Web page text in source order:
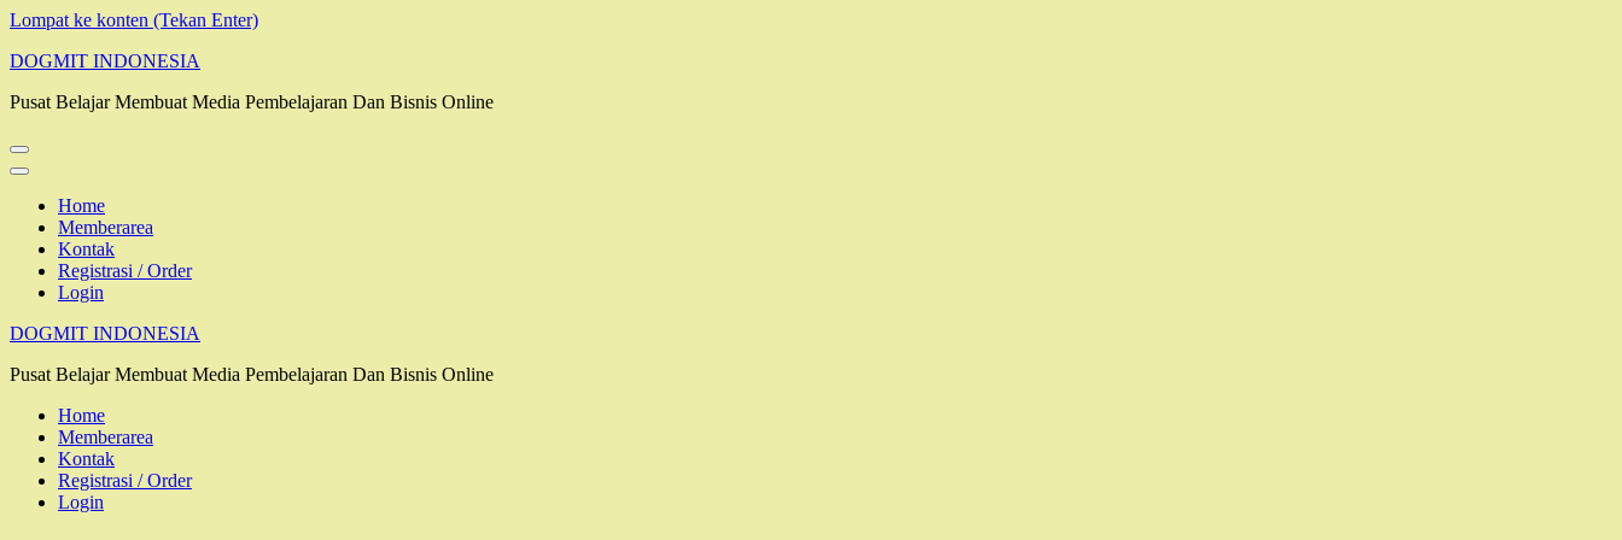
Lompat ke konten (Tekan Enter)
DOGMIT INDONESIA
Pusat Belajar Membuat Media Pembelajaran Dan Bisnis Online
Home
Memberarea
Kontak
Registrasi / Order
Login
DOGMIT INDONESIA
Pusat Belajar Membuat Media Pembelajaran Dan Bisnis Online
Home
Memberarea
Kontak
Registrasi / Order
Login